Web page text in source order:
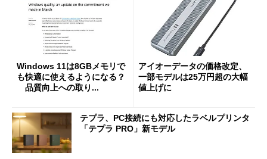
Windows 11は8GBメモリで
も快適に使えるようになる？
品質向上への取り...
アイオーデータの価格改定、
一部モデルは25万円超の大幅
値上げに
テプラ、PC接続にも対応したラベルプリンタ
「テプラ PRO」新モデル